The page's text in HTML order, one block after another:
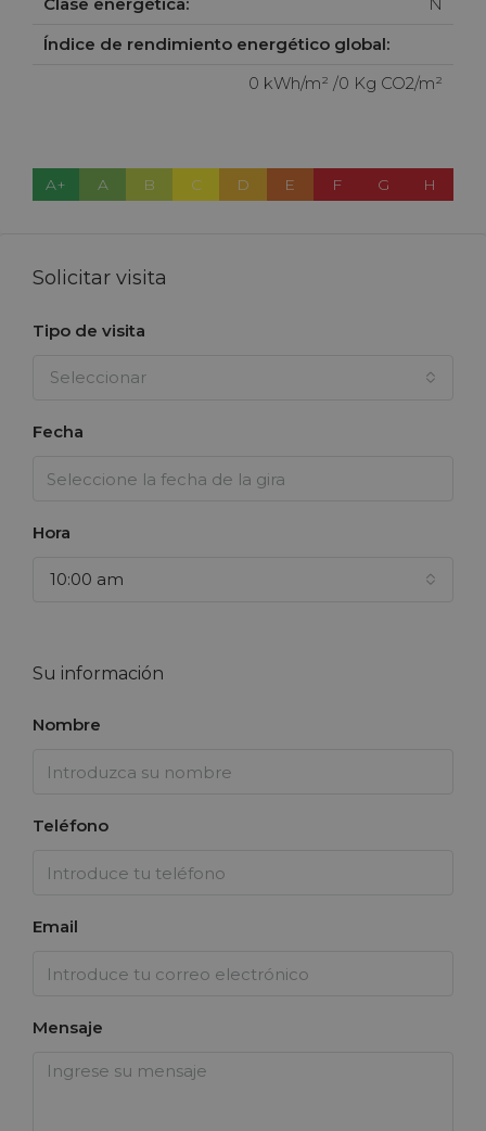
Índice de rendimiento energético global:
0 kWh/m² /0 Kg CO2/m²
A+ A B C D E F G H
Solicitar visita
Tipo de visita
Seleccionar
Fecha
Hora
10:00 am
Su información
Nombre
Teléfono
Email
Mensaje